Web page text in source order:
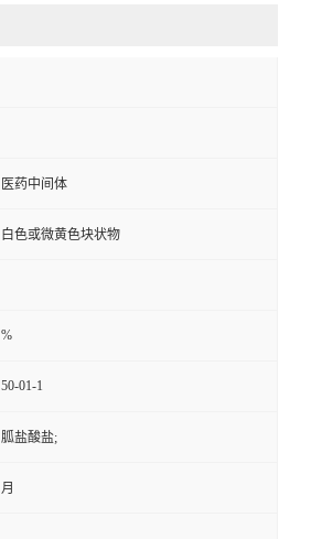
医药中间体
白色或微黄色块状物
%
50-01-1
胍盐酸盐;
月